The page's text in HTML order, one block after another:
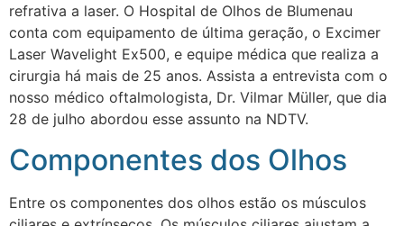
refrativa a laser. O Hospital de Olhos de Blumenau
conta com equipamento de última geração, o Excimer
Laser Wavelight Ex500, e equipe médica que realiza a
cirurgia há mais de 25 anos. Assista a entrevista com o
nosso médico oftalmologista, Dr. Vilmar Müller, que dia
28 de julho abordou esse assunto na NDTV.
Componentes dos Olhos
Entre os componentes dos olhos estão os músculos